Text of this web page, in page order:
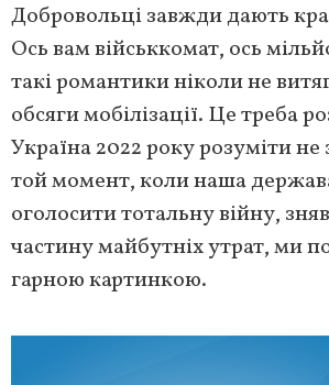
Добровольці завжди дають
Ось вам військкомат, ось
такі романтики ніколи не
обсяги мобілізації. Це треба
Україна 2022 року розуміти не
той момент, коли наша
оголосити тотальну війну,
частину майбутніх утрат, ми
гарною картинкою.